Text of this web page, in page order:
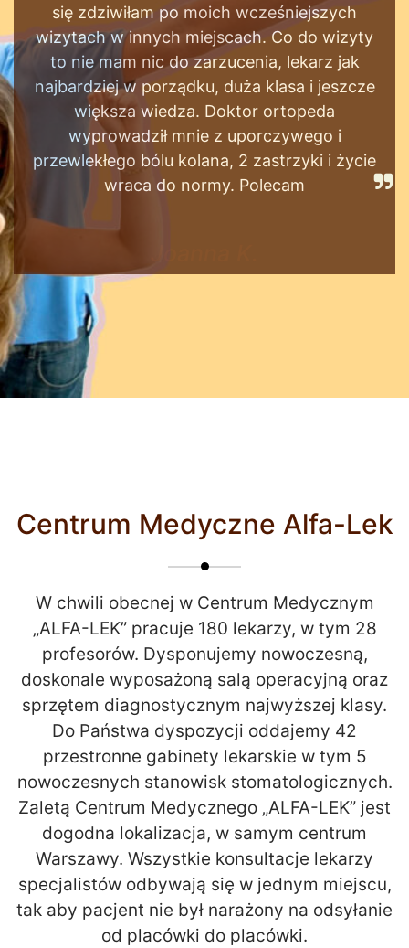
pacjentów i która wg mnie potrafi
dostosować się do „czasu panującej
pandemii”. Placówka przygotowana
perfekcyjnie – wszędzie dozowniki z
płynem, osłony w recepcjach, termometr na
wejściu. Placówka wraz z personelem
przygotowana perfekcyjnie na przyjęcie
pacjentów. Polecam !!!
Centrum Medyczne Alfa-Lek
W chwili obecnej w Centrum Medycznym
„ALFA-LEK” pracuje 180 lekarzy, w tym 28
profesorów. Dysponujemy nowoczesną,
doskonale wyposażoną salą operacyjną oraz
sprzętem diagnostycznym najwyższej klasy.
Do Państwa dyspozycji oddajemy 42
przestronne gabinety lekarskie w tym 5
nowoczesnych stanowisk stomatologicznych.
Zaletą Centrum Medycznego „ALFA-LEK” jest
dogodna lokalizacja, w samym centrum
Warszawy. Wszystkie konsultacje lekarzy
specjalistów odbywają się w jednym miejscu,
tak aby pacjent nie był narażony na odsyłanie
od placówki do placówki.